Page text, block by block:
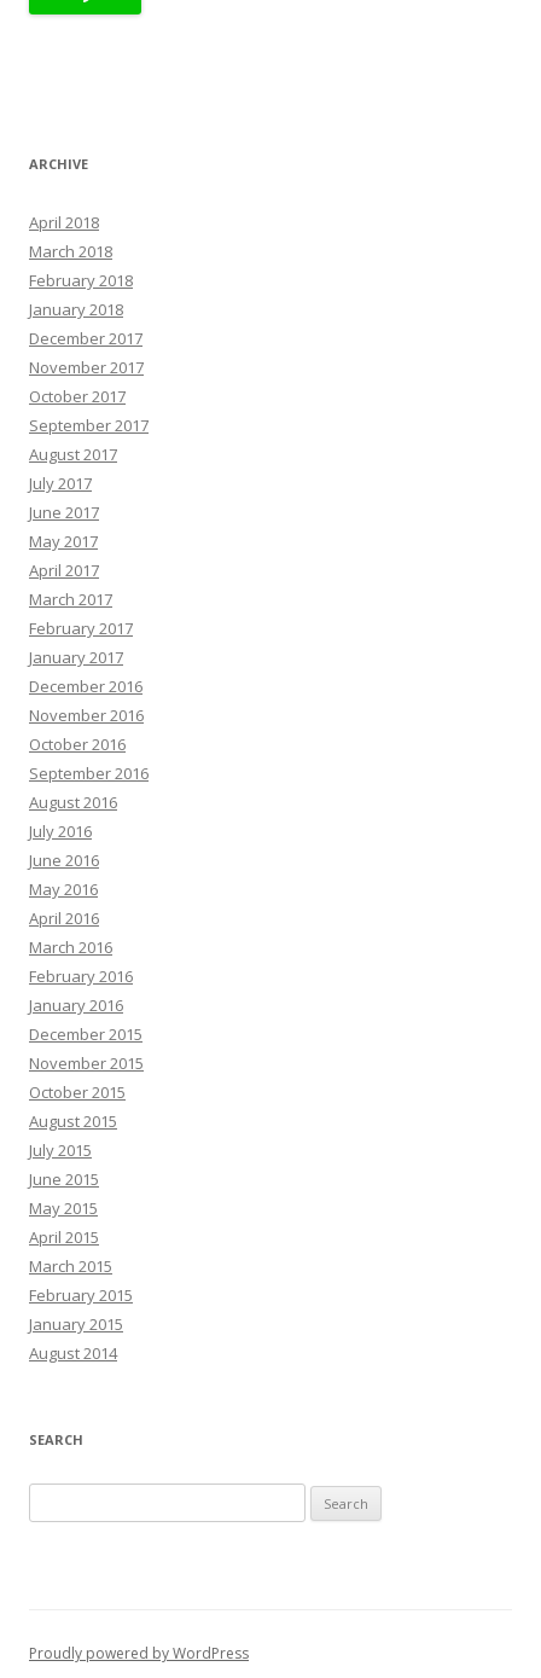
ARCHIVE
April 2018
March 2018
February 2018
January 2018
December 2017
November 2017
October 2017
September 2017
August 2017
July 2017
June 2017
May 2017
April 2017
March 2017
February 2017
January 2017
December 2016
November 2016
October 2016
September 2016
August 2016
July 2016
June 2016
May 2016
April 2016
March 2016
February 2016
January 2016
December 2015
November 2015
October 2015
August 2015
July 2015
June 2015
May 2015
April 2015
March 2015
February 2015
January 2015
August 2014
SEARCH
for:
Proudly powered by WordPress